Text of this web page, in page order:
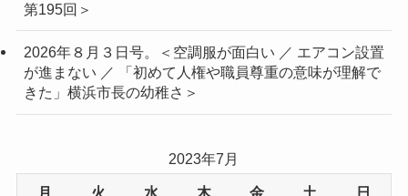
第195回＞
2026年８月３日号。＜空調服が面白い ／ エアコン設置
が進まない ／ 「初めて人権や職員尊重の意味が理解で
きた」横浜市長の幼稚さ＞
2023年7月
月 火 水 木 金 土 日